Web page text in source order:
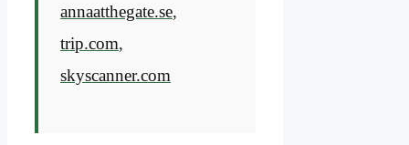
annaatthegate.se,
trip.com,
skyscanner.com